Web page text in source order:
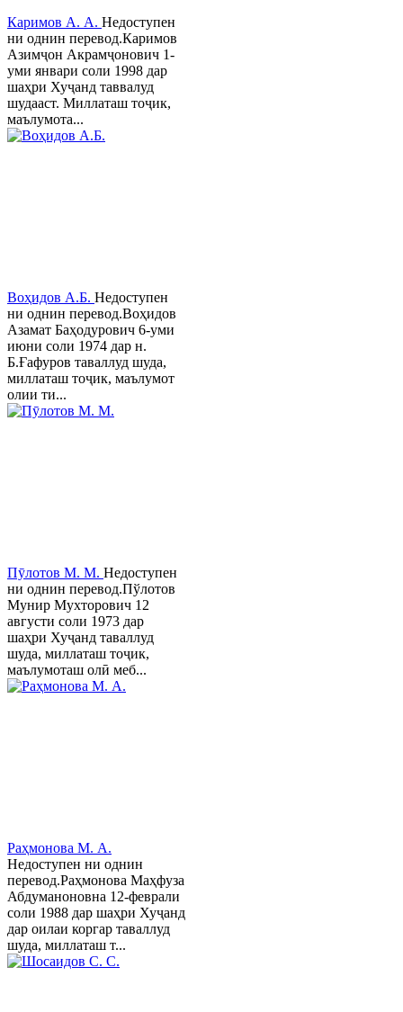
Каримов А. А. Недоступен
ни однин перевод.Каримов
Азимҷон Акрамҷонович 1-
уми январи соли 1998 дар
шаҳри Хуҷанд таввалуд
шудааст. Миллаташ тоҷик,
маълумота...
Воҳидов А.Б. Недоступен
ни однин перевод.Воҳидов
Азамат Баҳодурович 6-уми
июни соли 1974 дар н.
Б.Ғафуров таваллуд шуда,
миллаташ тоҷик, маълумот
олии ти...
Пӯлотов М. М. Недоступен
ни однин перевод.Пўлотов
Мунир Мухторович 12
августи соли 1973 дар
шаҳри Хуҷанд таваллуд
шуда, миллаташ тоҷик,
маълумоташ олӣ меб...
Раҳмонова М. А.
Недоступен ни однин
перевод.Раҳмонова Маҳфуза
Абдуманоновна 12-феврали
соли 1988 дар шаҳри Хуҷанд
дар оилаи коргар таваллуд
шуда, миллаташ т...